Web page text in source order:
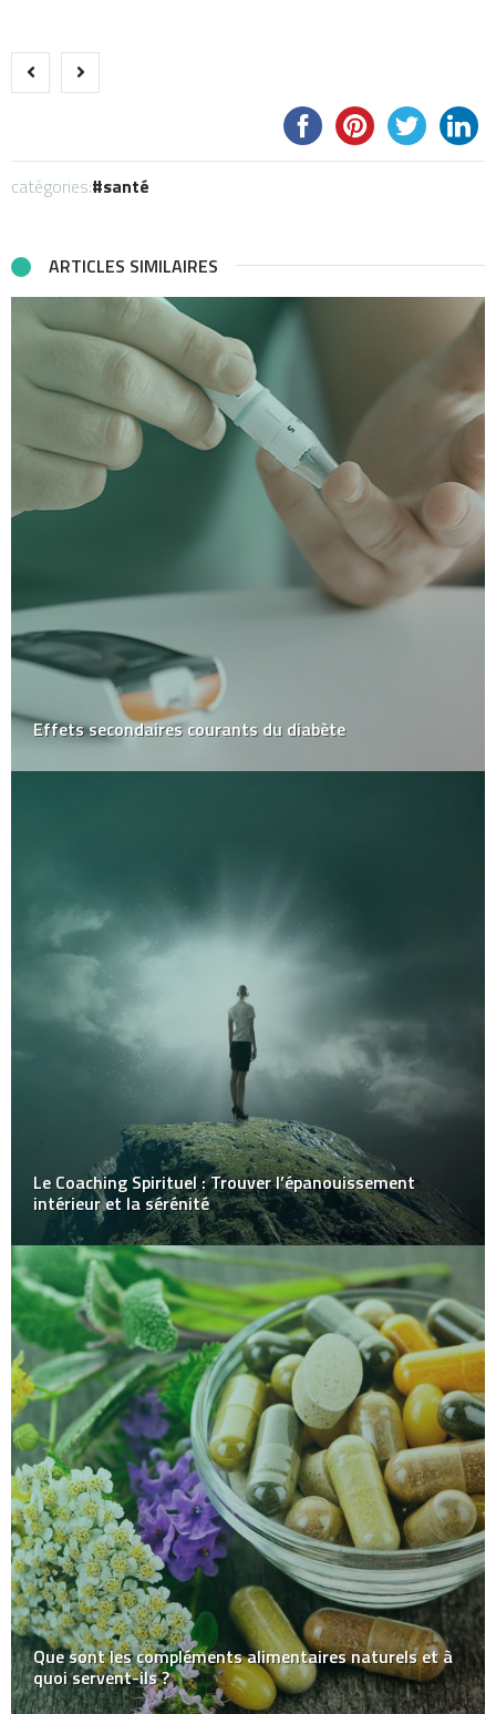
catégories: santé
ARTICLES SIMILAIRES
Effets secondaires courants du diabète
Le Coaching Spirituel : Trouver l’épanouissement
intérieur et la sérénité
Que sont les compléments alimentaires naturels et à
quoi servent-ils ?